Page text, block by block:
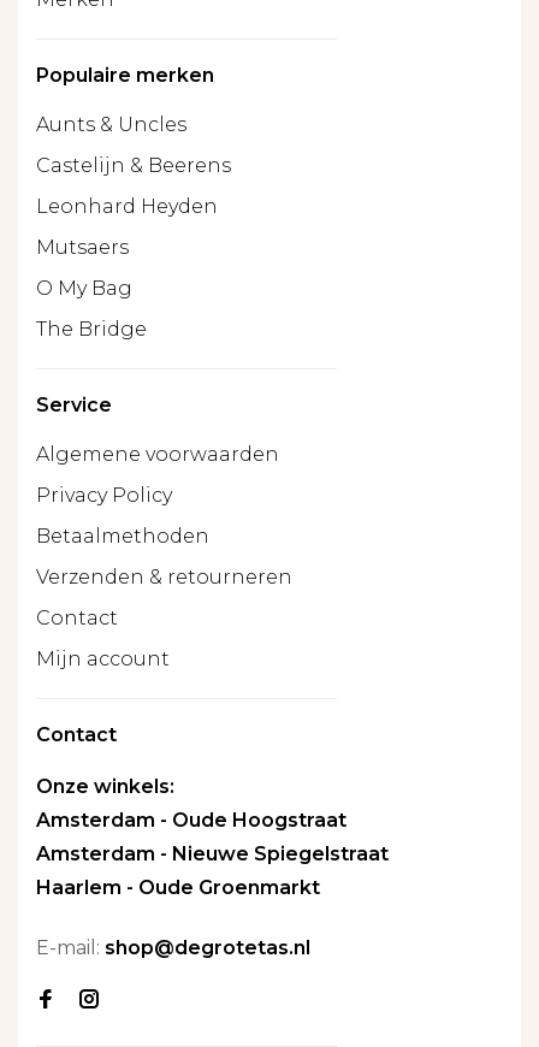
Populaire merken
Aunts & Uncles
Castelijn & Beerens
Leonhard Heyden
Mutsaers
O My Bag
The Bridge
Service
Algemene voorwaarden
Privacy Policy
Betaalmethoden
Verzenden & retourneren
Contact
Mijn account
Contact
Onze winkels:
Amsterdam - Oude Hoogstraat
Amsterdam - Nieuwe Spiegelstraat
Haarlem - Oude Groenmarkt
E-mail: shop@degrotetas.nl